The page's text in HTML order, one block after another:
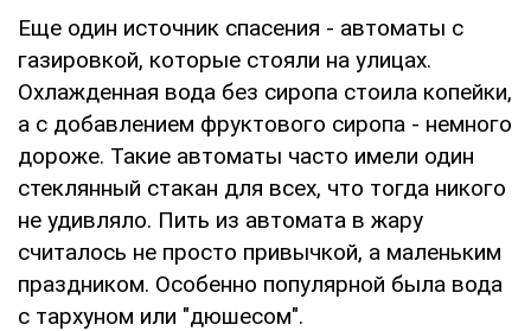
Еще один источник спасения - автоматы с
газировкой, которые стояли на улицах.
Охлажденная вода без сиропа стоила копейки,
а с добавлением фруктового сиропа - немного
дороже. Такие автоматы часто имели один
стеклянный стакан для всех, что тогда никого
не удивляло. Пить из автомата в жару
считалось не просто привычкой, а маленьким
праздником. Особенно популярной была вода
с тархуном или "дюшесом".